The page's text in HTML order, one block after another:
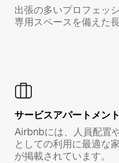
出張の多いプロフェッ
専用スペースを備えた
サービスアパートメン
Airbnbには、人員配置
としての利用に最適な
が掲載されています。